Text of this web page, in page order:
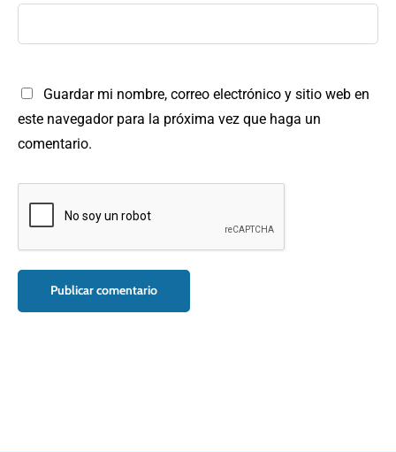
Guardar mi nombre, correo electrónico y sitio web en
este navegador para la próxima vez que haga un
comentario.